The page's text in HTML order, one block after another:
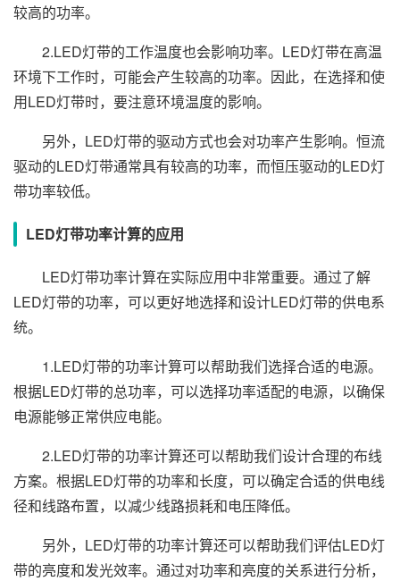
较高的功率。
2.LED灯带的工作温度也会影响功率。LED灯带在高温
环境下工作时，可能会产生较高的功率。因此，在选择和使
用LED灯带时，要注意环境温度的影响。
另外，LED灯带的驱动方式也会对功率产生影响。恒流
驱动的LED灯带通常具有较高的功率，而恒压驱动的LED灯
带功率较低。
LED灯带功率计算的应用
LED灯带功率计算在实际应用中非常重要。通过了解
LED灯带的功率，可以更好地选择和设计LED灯带的供电系
统。
1.LED灯带的功率计算可以帮助我们选择合适的电源。
根据LED灯带的总功率，可以选择功率适配的电源，以确保
电源能够正常供应电能。
2.LED灯带的功率计算还可以帮助我们设计合理的布线
方案。根据LED灯带的功率和长度，可以确定合适的供电线
径和线路布置，以减少线路损耗和电压降低。
另外，LED灯带的功率计算还可以帮助我们评估LED灯
带的亮度和发光效率。通过对功率和亮度的关系进行分析，